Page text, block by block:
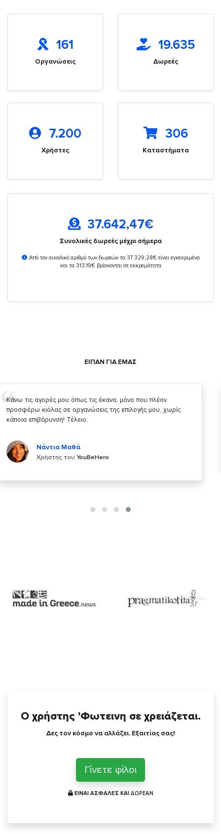
161
Οργανώσεις
19.635
Δωρεές
7.200
Χρήστες
306
Καταστήματα
37.642,47€
Συνολικές δωρεές μέχρι σήμερα
Από τον συνολικό αριθμό των δωρεών τα 37.329,28€ είναι εγκεκριμένα
και τα 313,19€ βρίσκονται σε εκκρεμότητα
ΕΙΠΑΝ ΓΙΑ ΕΜΑΣ
Σας ευχαριστώ που μας δίνετε την δυνατότητα να κάνουμε
κάτι!
Χρήστης του
Ο χρήστης 'Φωτεινη σε χρειάζεται.
Δες τον κόσμο να αλλάζει. Εξαιτίας σας!
Γίνετε φίλοι
ΕΙΝΑΙ ΑΣΦΑΛΕΣ ΚΑΙ ΔΩΡΕΑΝ